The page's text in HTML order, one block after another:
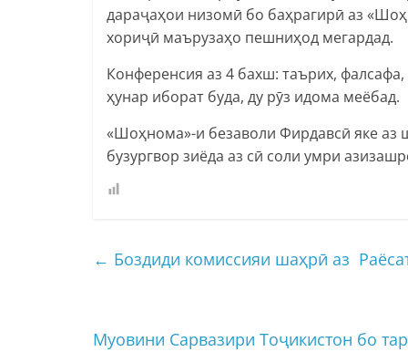
дараҷаҳои низомӣ бо баҳрагирӣ аз
хориҷӣ маърузаҳо пешниҳод мегардад.
Конференсия аз 4 бахш: таърих,
ҳунар иборат буда, ду рӯз идома меёбад.
«Шоҳнома»-и безаволи Фирдавсӣ яке аз
бузургвор зиёда аз сӣ соли умри
← Боздиди комиссияи шаҳрӣ аз
Муовини Сарвазири Тоҷикистон бо